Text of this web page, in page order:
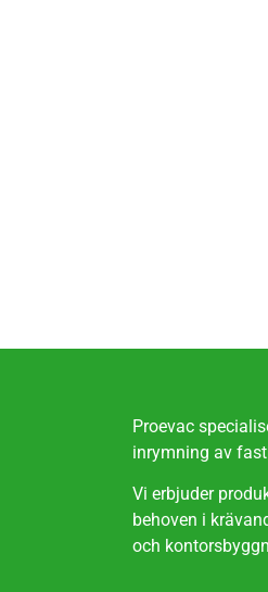
Proevac
inrymning av
Vi erbjuder
behoven i
och